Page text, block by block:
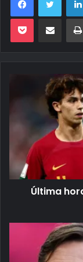
Pocket Compartilhar via e-mail
Última